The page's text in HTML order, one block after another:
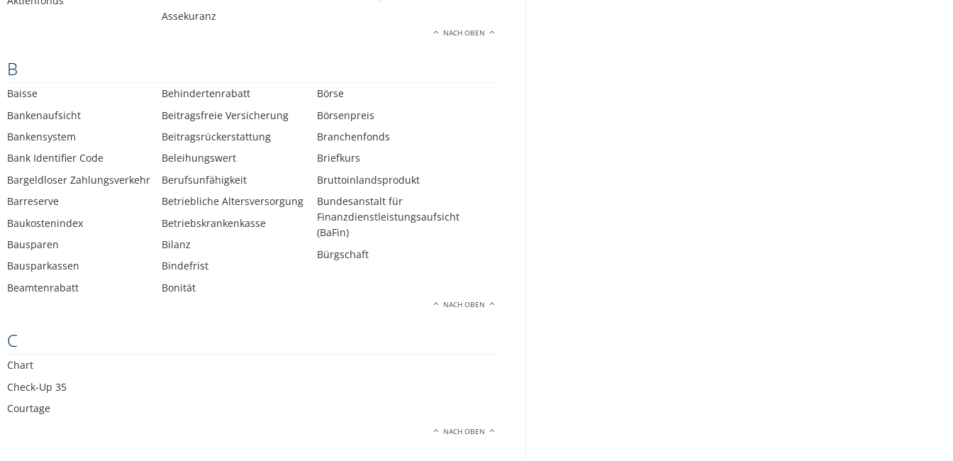
Assekuranz
NACH OBEN
B
Baisse
Bankenaufsicht
Bankensystem
Bank Identifier Code
Bargeldloser Zahlungsverkehr
Barreserve
Baukostenindex
Bausparen
Bausparkassen
Beamtenrabatt
Behindertenrabatt
Beitragsfreie Versicherung
Beitragsrückerstattung
Beleihungswert
Berufsunfähigkeit
Betriebliche Altersversorgung
Betriebskrankenkasse
Bilanz
Bindefrist
Bonität
Börse
Börsenpreis
Branchenfonds
Briefkurs
Bruttoinlandsprodukt
Bundesanstalt für
Finanzdienstleistungsaufsicht
(BaFin)
Bürgschaft
NACH OBEN
C
Chart
Check-Up 35
Courtage
NACH OBEN